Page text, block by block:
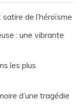
de l’héroïsme
: une vibrante
les plus
d’une tragédie